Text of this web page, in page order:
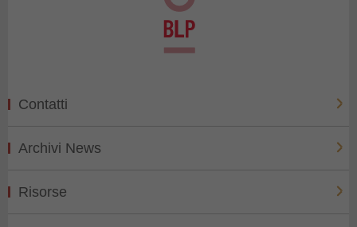
Contatti
Archivi News
Risorse